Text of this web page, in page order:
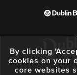
By clicking
cookies on your
core websites